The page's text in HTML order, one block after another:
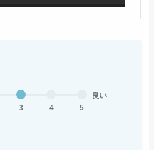
3 4 5
良い